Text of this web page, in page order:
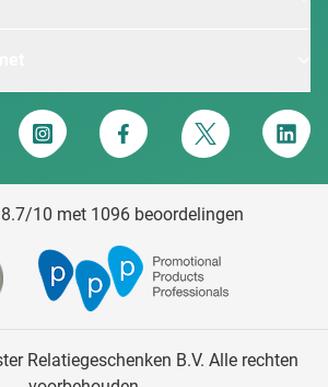
Instagram Facebook Twitter
reviewpercentage is 87
8.7/10 met 1096 beoordelingen
Relatiegeschenken B.V. Alle rechten